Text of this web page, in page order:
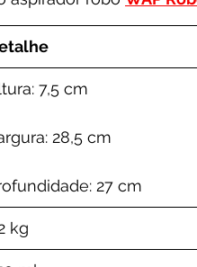
7,5 cm
28,5 cm
27 cm
kg